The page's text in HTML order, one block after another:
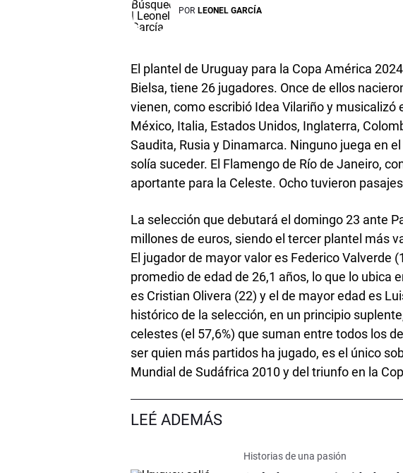
POR LEONEL GARCÍA
El plantel de Uruguay para la Copa América
Bielsa, tiene 26 jugadores. Once de ellos
vienen, como escribió Idea Vilariño y musicalizó
México, Italia, Estados Unidos, Inglaterra,
Saudita, Rusia y Dinamarca. Ninguno juega en
solía suceder. El Flamengo de Río de Janeiro,
aportante para la Celeste. Ocho tuvieron
La selección que debutará el domingo 23 ante
millones de euros, siendo el tercer plantel más
El jugador de mayor valor es Federico Valverde
promedio de edad de 26,1 años, lo que lo ubica
es Cristian Olivera (22) y el de mayor edad es
histórico de la selección, en un principio
celestes (el 57,6%) que suman entre todos los
ser quien más partidos ha jugado, es el único
Mundial de Sudáfrica 2010 y del triunfo en la
LEÉ ADEMÁS
Historias de una pasión